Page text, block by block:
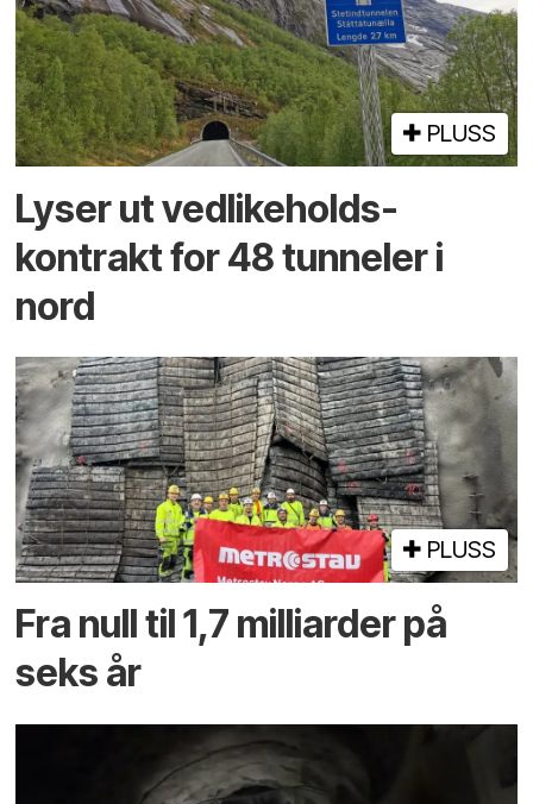
PLUSS
Lyser ut vedlikeholds­
kontrakt for 48 tunneler i
nord
PLUSS
Fra null til 1,7 milliarder på
seks år